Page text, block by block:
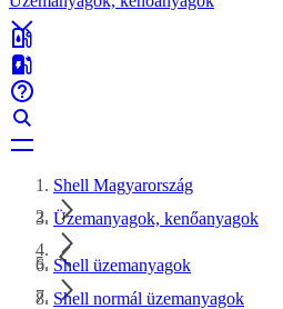
Shell Magyarország
Üzemanyagok, kenőanyagok
Shell üzemanyagok
Shell normál üzemanyagok